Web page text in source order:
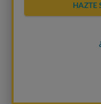
HAZTE